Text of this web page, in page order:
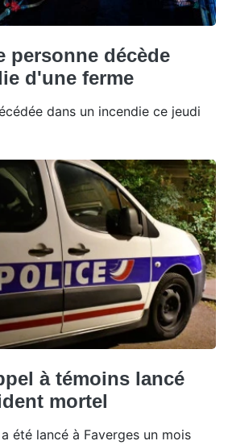
personne décède
d'une ferme
dans un incendie ce jeudi
à témoins lancé
mortel
été lancé à Faverges un mois